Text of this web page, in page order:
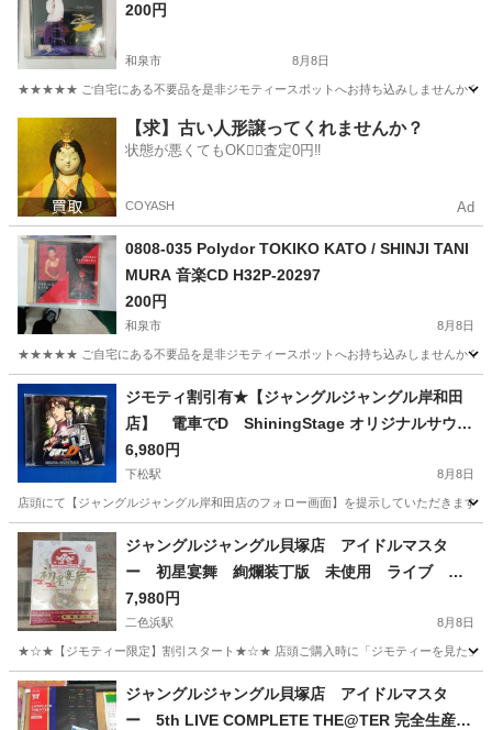
200円
和泉市 8月8日
★★★★★ ご自宅にある不要品を是非ジモティースポットへお持ち込みしませんか？
CD One
【求】古い人形譲ってくれませんか？
状態が悪くてもOK🙆‍♀️査定0円‼️
COYASH Ad
0808-035 Polydor TOKIKO KATO / SHINJI TANI
MURA 音楽CD H32P-20297
200円
和泉市 8月8日
★★★★★ ご自宅にある不要品を是非ジモティースポットへお持ち込みしませんか？
大阪 和泉市 音楽CD
ジモティ割引有★【ジャングルジャングル岸和田
店】 電車でD ShiningStage オリジナルサウン
ドトラック 南大阪 岸和田市 貝塚市 泉佐野市
和泉市 忠岡町 熊取町
6,980円
下松駅 8月8日
店頭にて【ジャングルジャングル岸和田店のフォロー画面】を提示していただきま
大阪 岸和田市 下松駅 CD ジャングル
ジャングルジャングル貝塚店 アイドルマスタ
ー 初星宴舞 絢爛装丁版 未使用 ライブ ジ
モティー割り 貝塚市 岸和田市 泉佐野市 泉
南市 阪南市 リサイクルショップ
7,980円
二色浜駅 8月8日
★☆★【ジモティー限定】割引スタート★☆★ 店頭ご購入時に「ジモティーを見た」と
大阪 貝塚市 二色浜駅 DVD/ブルーレイ ジャングル
ジャングルジャングル貝塚店 アイドルマスタ
ー 5th LIVE COMPLETE THE@TER 完全生産限